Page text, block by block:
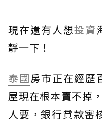
現在還有人想投資
靜一下！
泰國房市正在經歷
屋現在根本賣不掉
人要，銀行貸款審